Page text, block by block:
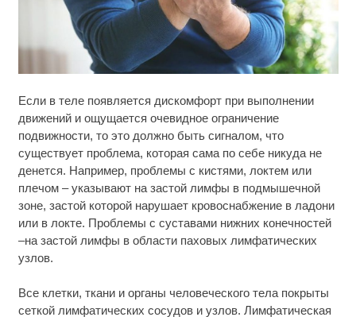
Если в теле появляется дискомфорт при выполнении
движений и ощущается очевидное ограничение
подвижности, то это должно быть сигналом, что
существует проблема, которая сама по себе никуда не
денется. Например, проблемы с кистями, локтем или
плечом – указывают на застой лимфы в подмышечной
зоне, застой которой нарушает кровоснабжение в ладони
или в локте. Проблемы с суставами нижних конечностей
–на застой лимфы в области паховых лимфатических
узлов.
Все клетки, ткани и органы человеческого тела покрыты
сеткой лимфатических сосудов и узлов. Лимфатическая
равнодушным
Ржу не переставая, это видео пересмотришь не
раз
i
Почему вы не сможете вернуть в магазин
купленный телевизор